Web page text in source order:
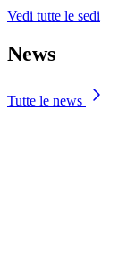
Vedi tutte le sedi
News
Tutte le news